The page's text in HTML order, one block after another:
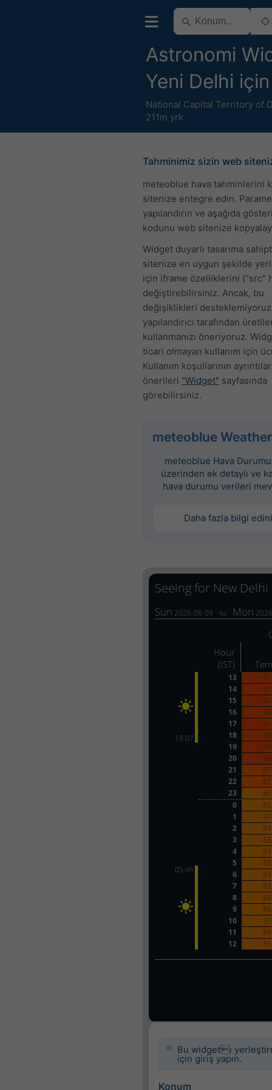
Astronomi
Yeni Delhi için
National Capital Territory of
211m yrk
Tahminimiz sizin web
meteoblue hava tahminlerini
sitenize entegre edin.
yapılandırın ve aşağıda
kodunu web sitenize
Widget duyarlı tasarıma
sitenize en uygun şekilde
için iframe özelliklerini ("src"
değiştirebilirsiniz. Ancak, bu
değişiklikleri
yapılandırıcı tarafından
kullanmanızı öneriyoruz.
ticari olmayan kullanım için
Kullanım koşullarının
önerileri "Widget" sayfasında
görebilirsiniz.
meteoblue
meteoblue Hava
üzerinden ek detaylı ve
hava durumu verileri
Daha fazla bilgi
Bu widgetı
için giriş yapın.
Konum